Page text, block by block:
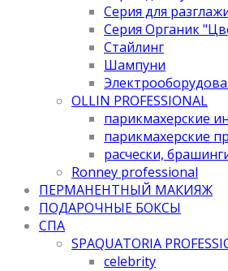
Серия для
Серия Органик
Стайлинг
Шампуни
OLLIN PROFESSIONAL
парикмахерские
парикмахерские
расчески,
Ronney professional
ПЕРМАНЕНТНЫЙ МАКИЯЖ
ПОДАРОЧНЫЕ БОКСЫ
СПА
SPAQUATORIA
celebrity